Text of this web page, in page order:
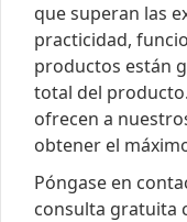
que superan las
practicidad,
productos están
total del
ofrecen a
obtener el
Póngase en
consulta gratuita